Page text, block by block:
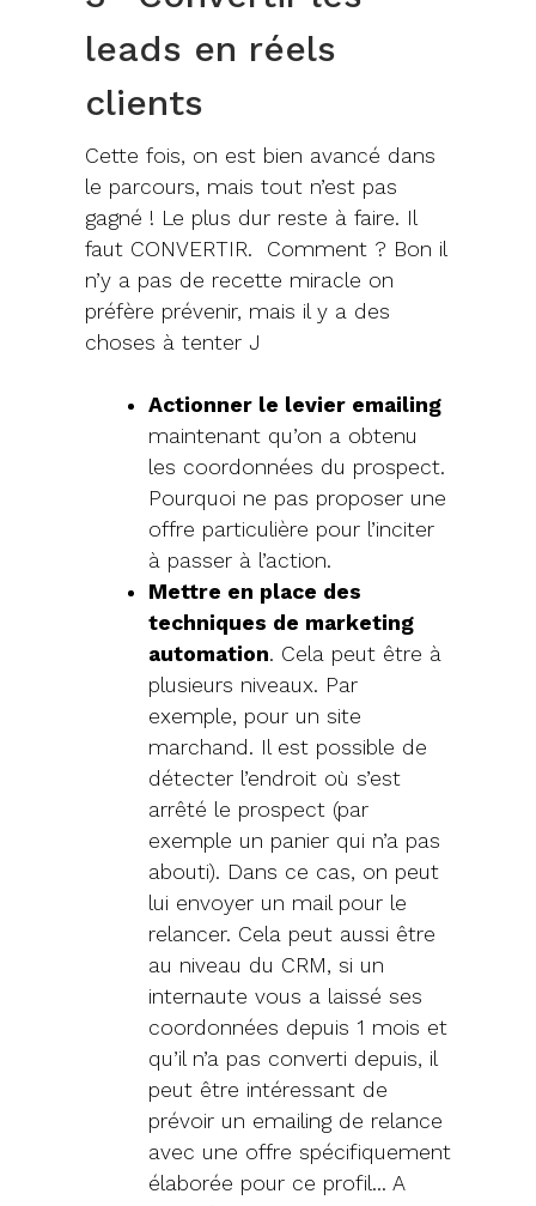
leads en réels
clients
Cette fois, on est bien avancé dans
le parcours, mais tout n’est pas
gagné ! Le plus dur reste à faire. Il
faut CONVERTIR. Comment ? Bon il
n’y a pas de recette miracle on
préfère prévenir, mais il y a des
choses à tenter J
Actionner le levier emailing
maintenant qu’on a obtenu
les coordonnées du prospect.
Pourquoi ne pas proposer une
offre particulière pour l’inciter
à passer à l’action.
Mettre en place des
techniques de marketing
automation. Cela peut être à
plusieurs niveaux. Par
exemple, pour un site
marchand. Il est possible de
détecter l’endroit où s’est
arrêté le prospect (par
exemple un panier qui n’a pas
abouti). Dans ce cas, on peut
lui envoyer un mail pour le
relancer. Cela peut aussi être
au niveau du CRM, si un
internaute vous a laissé ses
coordonnées depuis 1 mois et
qu’il n’a pas converti depuis, il
peut être intéressant de
prévoir un emailing de relance
avec une offre spécifiquement
élaborée pour ce profil… A